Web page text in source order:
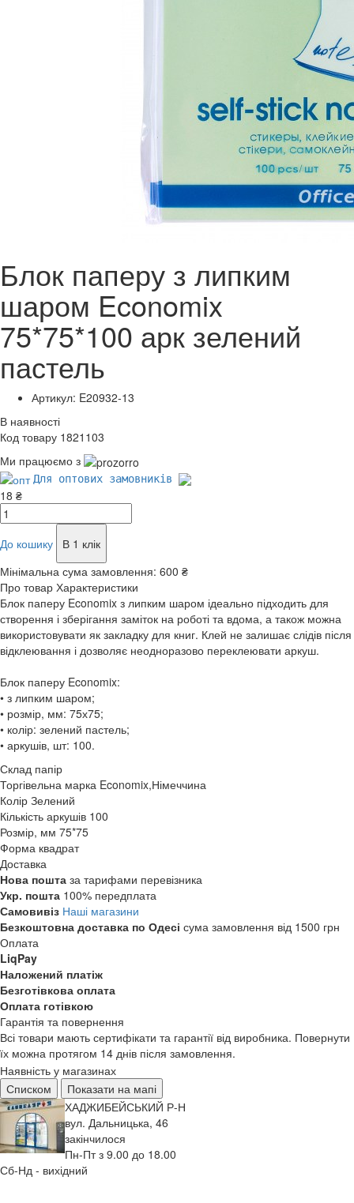
Блок паперу з липким
шаром Economix
75*75*100 арк зелений
пастель
Артикул: E20932-13
В наявності
Код товару 1821103
Ми працюємо з
Для оптових замовників
18 ₴
До кошику
В 1 клік
Мінімальна сума замовлення: 600 ₴
Про товар Характеристики
Блок паперу Economix з липким шаром ідеально підходить для
створення і зберігання заміток на роботі та вдома, а також можна
використовувати як закладку для книг. Клей не залишає слідів після
відклеювання і дозволяє неодноразово переклеювати аркуш.
Блок паперу Economix:
• з липким шаром;
• розмір, мм: 75х75;
• колір: зелений пастель;
• аркушів, шт: 100.
Склад папір
Торгівельна марка Economix,Німеччина
Колір Зелений
Кількість аркушів 100
Розмір, мм 75*75
Форма квадрат
Доставка
Нова пошта за тарифами перевізника
Укр. пошта 100% передплата
Самовивіз Наші магазини
Безкоштовна доставка по Одесі сума замовлення від 1500 грн
Оплата
LiqPay
Наложений платіж
Безготівкова оплата
Оплата готівкою
Гарантія та повернення
Всі товари мають сертифікати та гарантії від виробника. Повернути
їх можна протягом 14 днів після замовлення.
Наявність у магазинах
Списком
Показати на мапі
ХАДЖИБЕЙСЬКИЙ Р-Н
вул. Дальницька, 46
закінчилося
Пн-Пт з 9.00 до 18.00
Сб-Нд - вихідний